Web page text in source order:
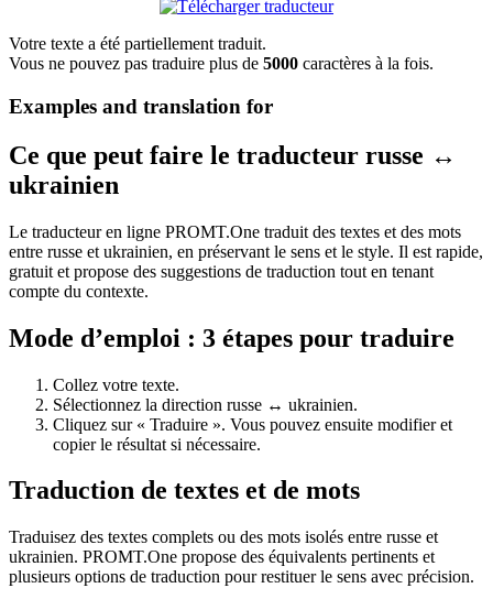
Votre texte a été partiellement traduit.
Vous ne pouvez pas traduire plus de 5000 caractères à la fois.
Examples and translation for
Ce que peut faire le traducteur russe ↔
ukrainien
Le traducteur en ligne PROMT.One traduit des textes et des mots
entre russe et ukrainien, en préservant le sens et le style. Il est rapide,
gratuit et propose des suggestions de traduction tout en tenant
compte du contexte.
Mode d’emploi : 3 étapes pour traduire
Collez votre texte.
Sélectionnez la direction russe ↔ ukrainien.
Cliquez sur « Traduire ». Vous pouvez ensuite modifier et
copier le résultat si nécessaire.
Traduction de textes et de mots
Traduisez des textes complets ou des mots isolés entre russe et
ukrainien. PROMT.One propose des équivalents pertinents et
plusieurs options de traduction pour restituer le sens avec précision.